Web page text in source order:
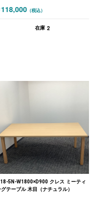
118,000 （税込）
在庫 2
5N-W1800×D900 クレス ミーティ
グテーブル 木目（ナチュラル）